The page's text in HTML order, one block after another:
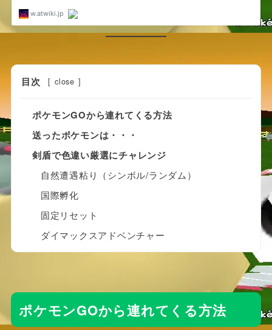
目次 [ close ]
ポケモンGOから連れてくる方法
送ったポケモンは・・・
剣盾で色違い厳選にチャレンジ
自然遭遇粘り（シンボル/ランダム）
国際孵化
固定リセット
ダイマックスアドベンチャー
ポケモンGOから連れてくる方法